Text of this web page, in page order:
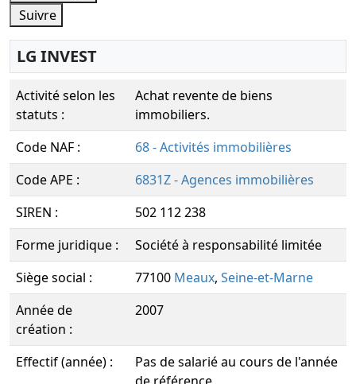
Suivre
LG INVEST
Activité selon les
statuts :
Achat revente de biens
immobiliers.
Code NAF :
68 - Activités immobilières
Code APE :
6831Z - Agences immobilières
SIREN :
502 112 238
Forme juridique :
Société à responsabilité limitée
Siège social :
77100 Meaux, Seine-et-Marne
Année de
création :
2007
Effectif (année) :
Pas de salarié au cours de l'année